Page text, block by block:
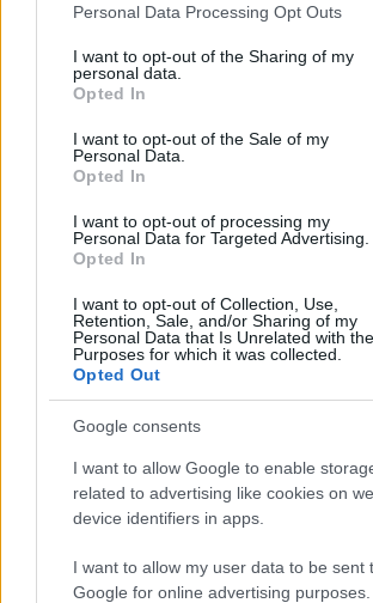
Please note that this website/app uses one
not limited to your visit or usage behaviour.
grant or deny consent to Google and its
use your data for below specified purposes
consent section.
Personal Data Processing Opt Outs
I want to opt-out of the Sharing of my
personal data.
Opted In
I want to opt-out of the Sale of my
Personal Data.
Opted In
I want to opt-out of processing my
Personal Data for Targeted Advertising.
Opted In
I want to opt-out of Collection, Use,
Retention, Sale, and/or Sharing of my
Personal Data that Is Unrelated with the
Purposes for which it was collected.
Opted Out
Google consents
I want to allow Google to enable
related to advertising like cookies on
device identifiers in apps.
I want to allow my user data to be sent
Google for online advertising purposes.
Kommentek